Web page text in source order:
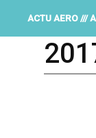
ACTU AERO ///